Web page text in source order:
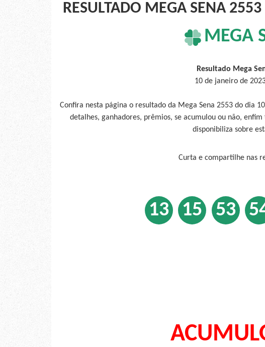
RESULTADO MEGA SENA
MEGA
Resultado Mega
10 de janeiro de
Confira nesta página o resultado da Mega Sena 2553 do dia
detalhes, ganhadores, prêmios, se acumulou ou não,
disponibiliza sobre
Curta e compartilhe nas
13 15 53